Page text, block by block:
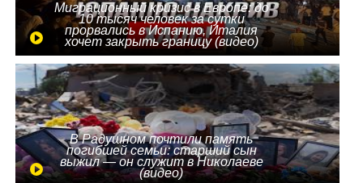
Миграционный кризис в Европе: до
10 тысяч человек за сутки
прорвались в Испанию, Италия
хочет закрыть границу (видео)
В Радушном почтили память
погибшей семьи: старший сын
выжил — он служит в Николаеве
(видео)